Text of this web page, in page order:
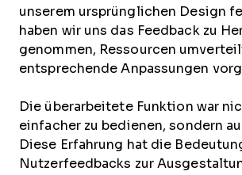
unserem ursprünglichen Design
haben wir uns das Feedback zu
genommen, Ressourcen
entsprechende Anpassungen
Die überarbeitete Funktion war
einfacher zu bedienen, sondern
Diese Erfahrung hat die
Nutzerfeedbacks zur